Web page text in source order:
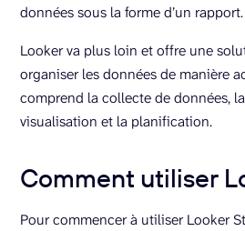
données sous la forme d’un rapport.
Looker va plus loin et offre une
organiser les données de manière
comprend la collecte de données,
visualisation et la planification.
Comment utiliser
Pour commencer à utiliser Looker